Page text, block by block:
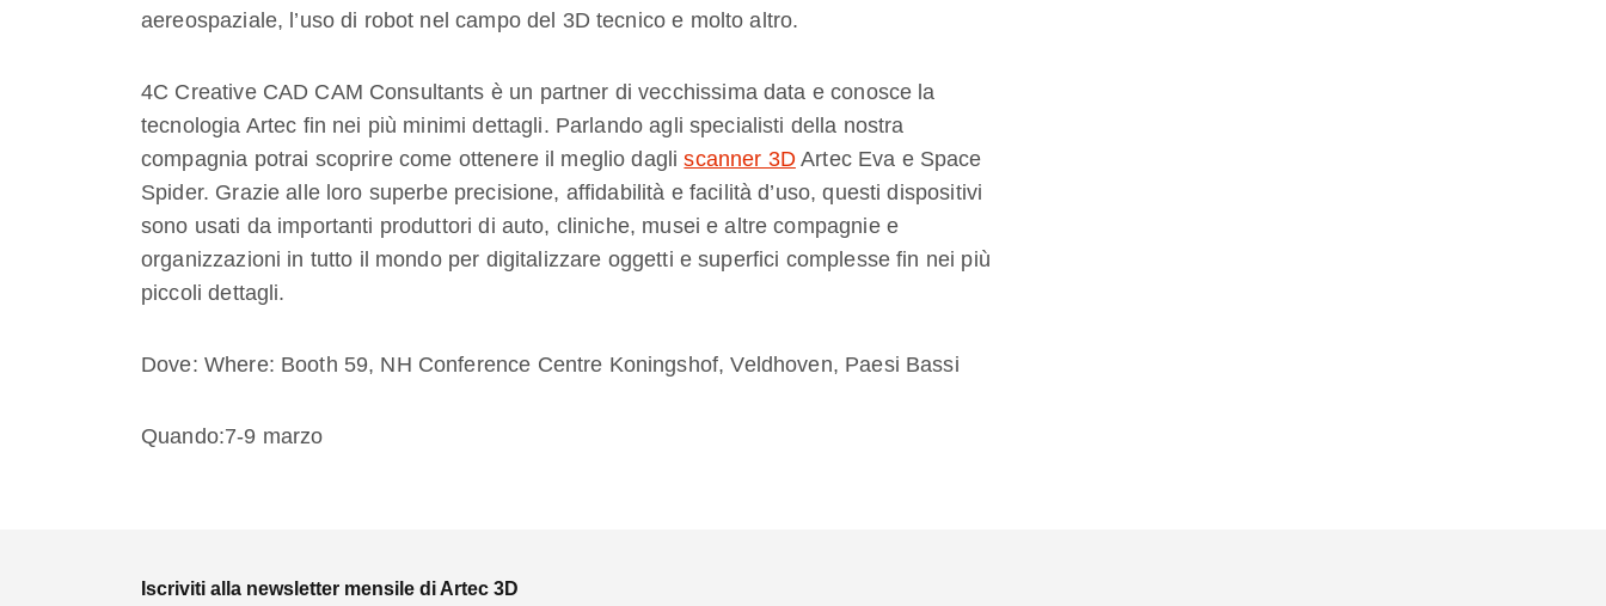
aereospaziale, l’uso di robot nel campo del 3D tecnico e molto altro.
4C Creative CAD CAM Consultants è un partner di vecchissima data e conosce la
tecnologia Artec fin nei più minimi dettagli. Parlando agli specialisti della nostra
compagnia potrai scoprire come ottenere il meglio dagliscanner 3DArtec Eva e Space
Spider. Grazie alle loro superbe precisione, affidabilità e facilità d’uso, questi dispositivi
sono usati da importanti produttori di auto, cliniche, musei e altre compagnie e
organizzazioni in tutto il mondo per digitalizzare oggetti e superfici complesse fin nei più
piccoli dettagli.
Dove: Where: Booth 59, NH Conference Centre Koningshof, Veldhoven, Paesi Bassi
Quando:7-9 marzo
Iscriviti alla newsletter mensile di Artec 3D